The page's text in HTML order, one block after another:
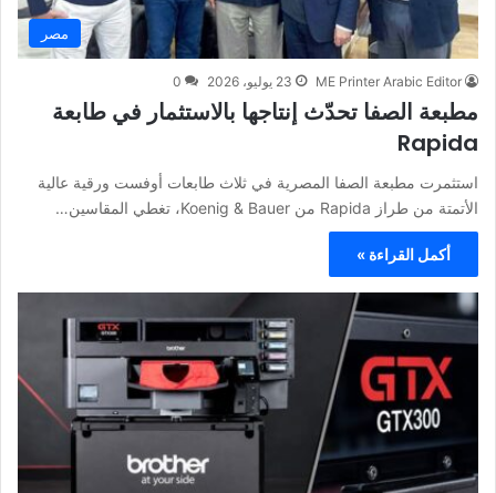
مصر
ME Printer Arabic Editor 23 يوليو، 2026 0
مطبعة الصفا تحدّث إنتاجها بالاستثمار في طابعة
Rapida
استثمرت مطبعة الصفا المصرية في ثلاث طابعات أوفست ورقية عالية
الأتمتة من طراز Rapida من Koenig & Bauer، تغطي المقاسين…
أكمل القراءة »